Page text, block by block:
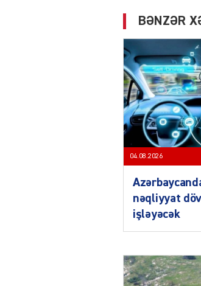
BƏNZƏR
04.08.2026
nəqliyyat
işləyəcək